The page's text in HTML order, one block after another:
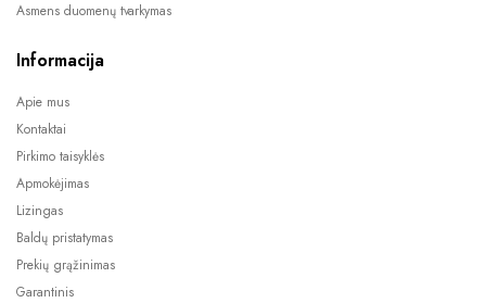
Asmens duomenų tvarkymas
Informacija
Apie mus
Kontaktai
Pirkimo taisyklės
Apmokėjimas
Lizingas
Baldų pristatymas
Prekių grąžinimas
Garantinis